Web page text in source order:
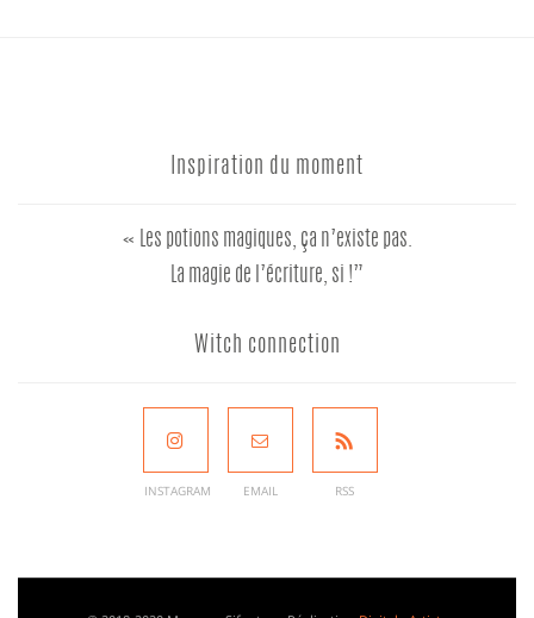
Inspiration du moment
« Les potions magiques, ça n’existe pas.
La magie de l’écriture, si !”
Witch connection
INSTAGRAM EMAIL RSS